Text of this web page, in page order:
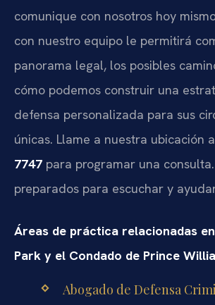
comunique con nosotros hoy
con nuestro equipo le permitirá
panorama legal, los posibles
cómo podemos construir una
defensa personalizada para sus
únicas. Llame a nuestra ubicación
7747 para programar una
preparados para escuchar y
Áreas de práctica relacionadas
Park y el Condado de Prince
Abogado de Defensa